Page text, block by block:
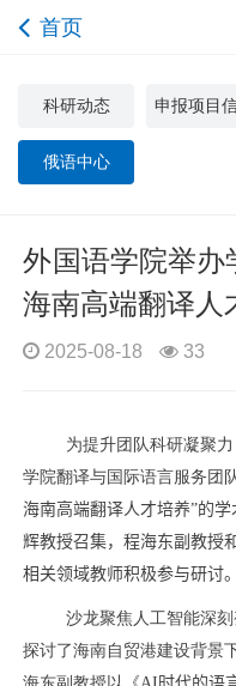
首页
科研动态 申报项目
俄语中心
外国语学院举办
海南高端翻译人
2025-08-18 33
为提升团队科研凝聚
学院翻译与国际语言服务团
海南高端翻译人才培养”的
辉教授召集，程海东副教授
相关领域教师积极参与研讨。
沙龙聚焦人工智能深
探讨了海南自贸港建设背景